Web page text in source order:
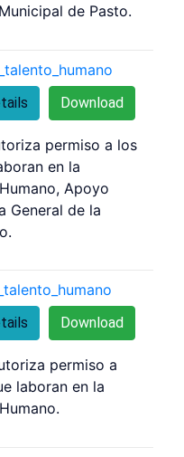
de Pasto.
Download
permiso a los
en la
Apoyo
General de la
Download
permiso a
laboran en la